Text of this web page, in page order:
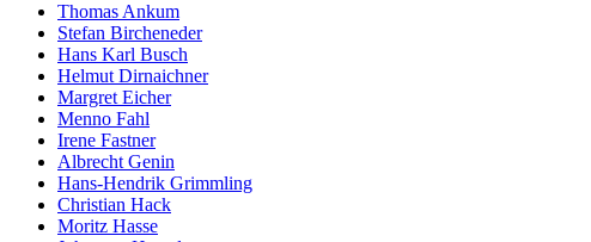
Thomas Ankum
Stefan Bircheneder
Hans Karl Busch
Helmut Dirnaichner
Margret Eicher
Menno Fahl
Irene Fastner
Albrecht Genin
Hans-Hendrik Grimmling
Christian Hack
Moritz Hasse